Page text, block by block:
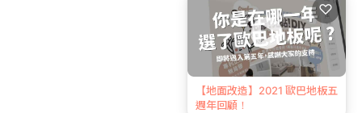
【地面改造】2021 歐巴地板五
週年回顧！
♡